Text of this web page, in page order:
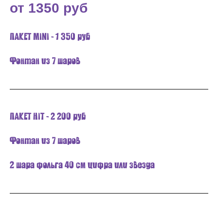
от 1350 руб
ПАКЕТ MINI - 1 350 руб
Фонтан из 7 шаров
ПАКЕТ HIT - 2 200 руб
Фонтан из 7 шаров
2 шара фольга 40 см цифра или звезда